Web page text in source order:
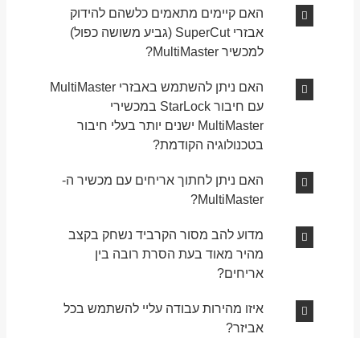
האם קיימים מתאמים כלשהם להידוק
אבזרי SuperCut (גביע משושה כפול)
למכשיר MultiMaster?
האם ניתן להשתמש באבזרי MultiMaster
עם חיבור StarLock במכשירי
MultiMaster ישנים יותר בעלי חיבור
בטכנולוגיה הקודמת?
האם ניתן לחתוך אריחים עם מכשיר ה-
MultiMaster?
מדוע להב מסור הקרביד נשחק בקצב
מהיר מאוד בעת הסרת רובה בין
אריחים?
איזו מהירות עבודה עליי להשתמש בכל
אביזר?